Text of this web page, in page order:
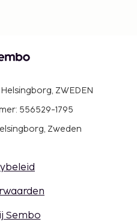
ZWEDEN
556529-1795
Zweden
Sembo